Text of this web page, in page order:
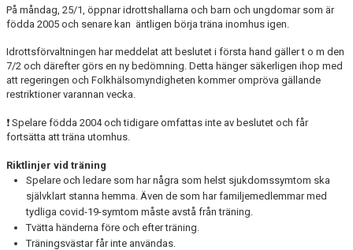
På måndag, 25/1, öppnar idrottshallarna och barn och ungdomar som är
födda 2005 och senare kan äntligen börja träna inomhus igen.
Idrottsförvaltningen har meddelat att beslutet i första hand gäller t o m den
7/2 och därefter görs en ny bedömning. Detta hänger säkerligen ihop med
att regeringen och Folkhälsomyndigheten kommer ompröva gällande
restriktioner varannan vecka.
❗ Spelare födda 2004 och tidigare omfattas inte av beslutet och får
fortsätta att träna utomhus.
Riktlinjer vid träning
Spelare och ledare som har några som helst sjukdomssymtom ska
självklart stanna hemma. Även de som har familjemedlemmar med
tydliga covid-19-symtom måste avstå från träning.
Tvätta händerna före och efter träning.
Träningsvästar får inte användas.